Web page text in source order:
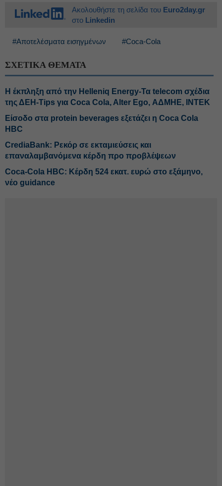
Ακολουθήστε τη σελίδα του Euro2day.gr
στο Linkedin
#Αποτελέσματα εισηγμένων #Coca-Cola
ΣΧΕΤΙΚΑ ΘΕΜΑΤΑ
H έκπληξη από την Helleniq Energy-Τα telecom σχέδια
της ΔΕΗ-Tips για Coca Cola, Alter Ego, ΑΔΜΗΕ, ΙΝΤΕΚ
Είσοδο στα protein beverages εξετάζει η Coca Cola
HBC
CrediaBank: Ρεκόρ σε εκταμιεύσεις και
επαναλαμβανόμενα κέρδη προ προβλέψεων
Coca-Cola HBC: Κέρδη 524 εκατ. ευρώ στο εξάμηνο,
νέο guidance